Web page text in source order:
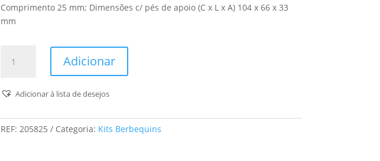
Comprimento 25 mm; Dimensões c/ pés de apoio (C x L x A) 104 x 66 x 33
mm
de
SYS3
XXS
Adicionar
Adicionar á lista de desejos
REF: 205825 Categoria: Kits Berbequins